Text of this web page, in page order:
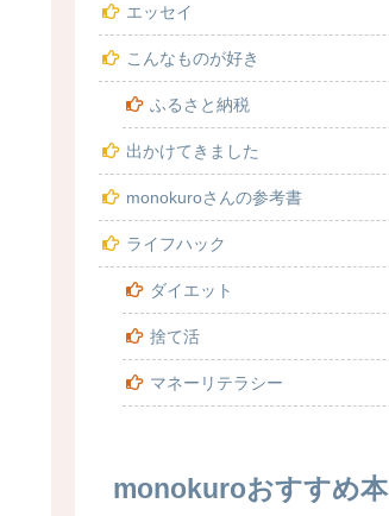
エッセイ
こんなものが好き
ふるさと納税
出かけてきました
monokuroさんの参考書
ライフハック
ダイエット
捨て活
マネーリテラシー
monokuroおすすめ本